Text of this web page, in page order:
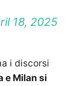
18, 2025
i discorsi
e Milan si